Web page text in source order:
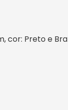
cor: Preto e